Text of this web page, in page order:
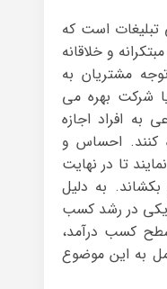
تبلیغات است که
و خلاقانه
مشتریان به
شرکت بهره می
به افراد اجازه
احساس و
تا در نهایت
به دلیل
در رشد کسب
کسب درآمد،
به این موضوع